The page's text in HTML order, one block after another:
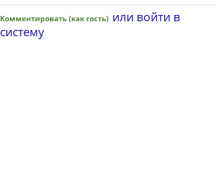
Комментировать (как гость) или войти в
систему